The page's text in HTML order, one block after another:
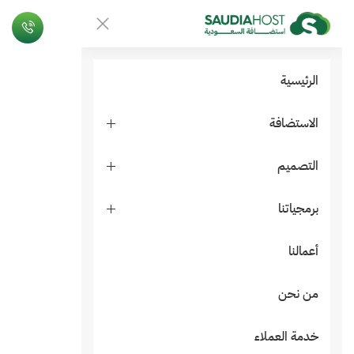
الرئيسية
الاستضافة
التصميم
برمجياتنا
أعمالنا
من نحن
خدمة العملاء